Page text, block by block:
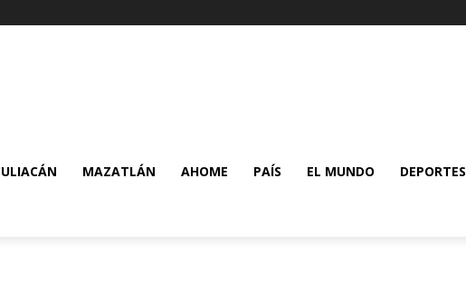
MAZATLÁN AHOME PAÍS EL MUNDO DEPORTES